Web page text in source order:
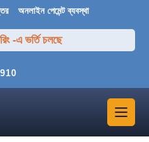
অনলাইন পেমেন্ট ব্যবস্থা
-এ ভর্তি চলছে